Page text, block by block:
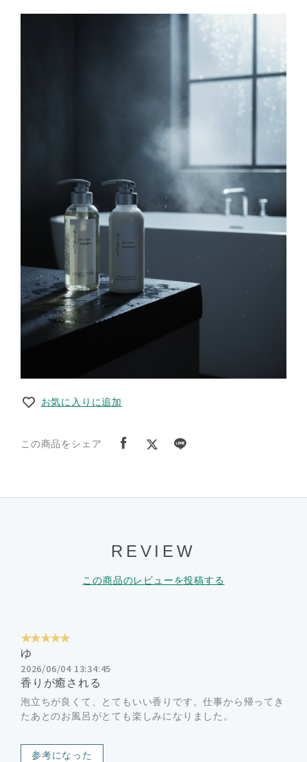
お気に入りに追加
この商品をシェア
REVIEW
この商品のレビューを投稿する
★★★★★
ゆ
2026/06/04 13:34:45
香りが癒される
泡立ちが良くて、とてもいい香りです。仕事から帰ってき
たあとのお風呂がとても楽しみになりました。
参考になった